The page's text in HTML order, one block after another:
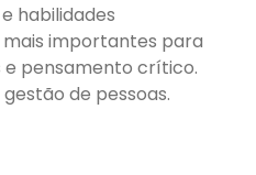
habilidades
mais importantes para
e pensamento crítico.
de pessoas.